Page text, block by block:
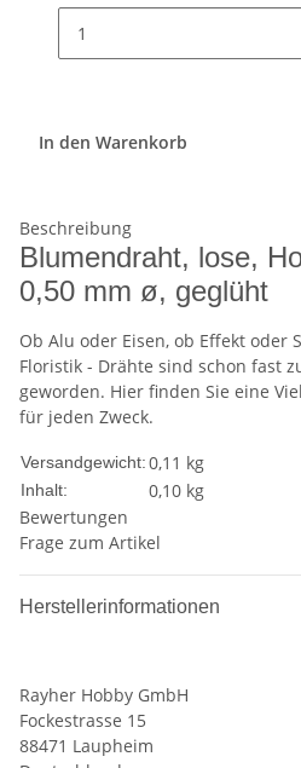
In den Warenkorb
Beschreibung
Blumendraht, lose,
0,50 mm ø, geglüht
Ob Alu oder Eisen, ob Effekt oder
Floristik - Drähte sind schon fast
geworden. Hier finden Sie eine
für jeden Zweck.
Versandgewicht:0,11 kg
Inhalt:
0,10 kg
Bewertungen
Frage zum Artikel
Herstellerinformationen
Rayher Hobby GmbH
Fockestrasse 15
88471 Laupheim